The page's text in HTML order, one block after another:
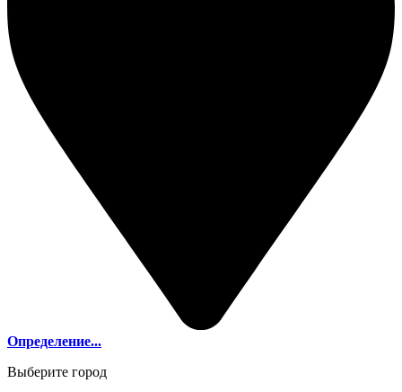
Определение...
Выберите город